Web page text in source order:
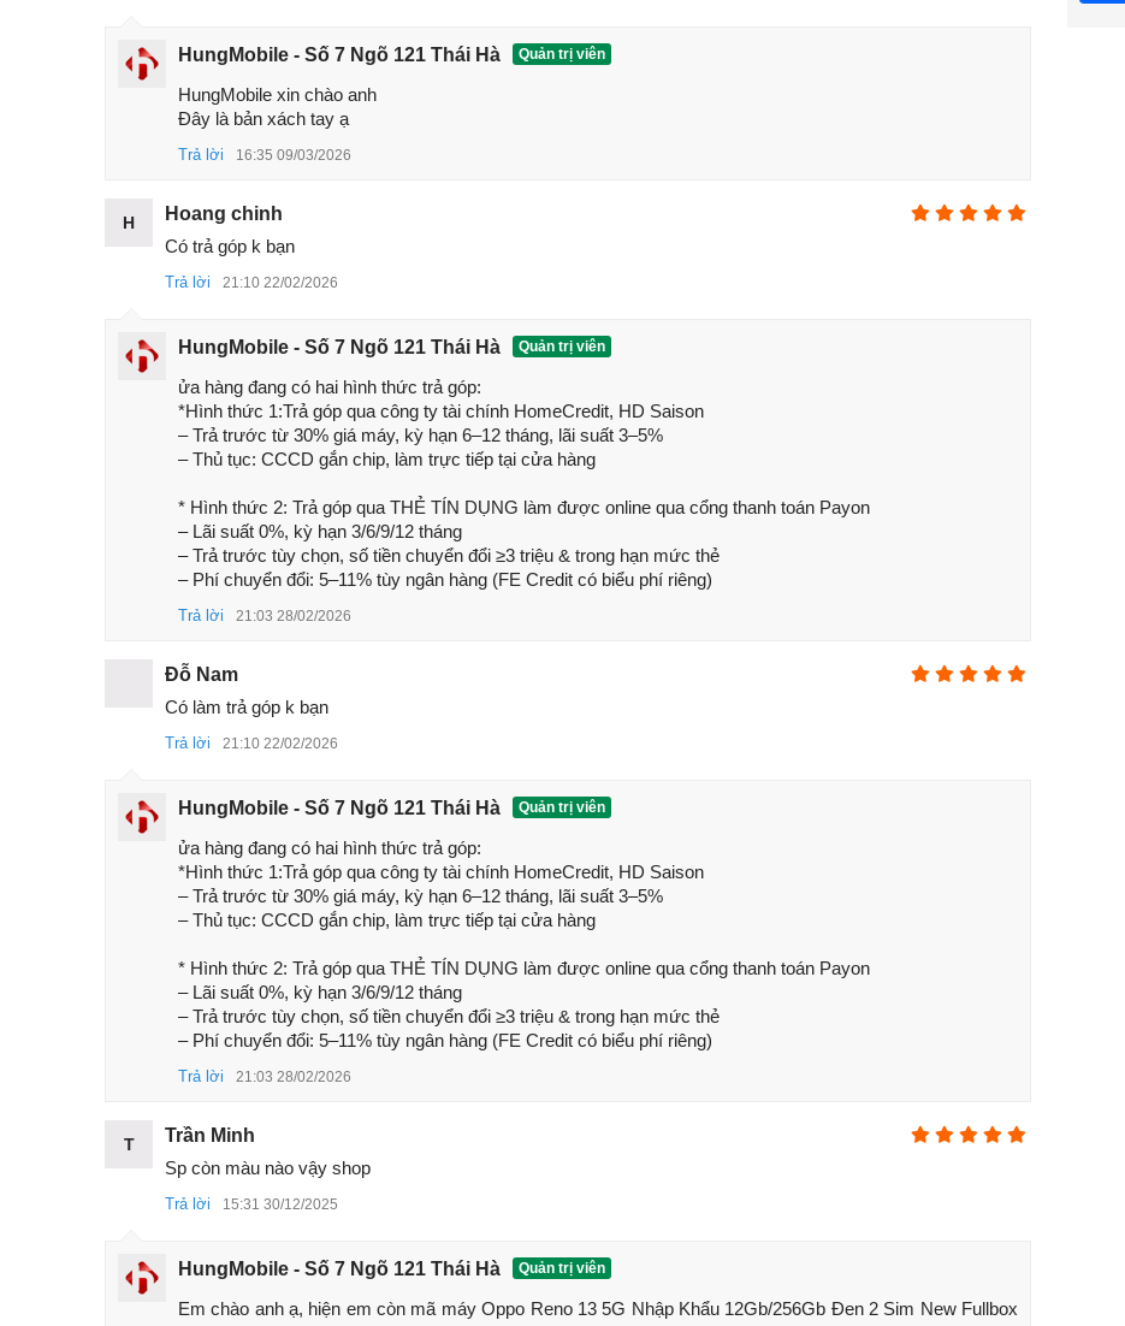
Chất liệu Mặt kính (Gorilla Glass), khung nhôm, mặt lưng kính
Chống nước IP68/IP69
Màn hình AMOLED, 1 tỷ màu, tần số quét
Bộ xử lý
RAM và ROM
- 256GB/12GB RAM
- 512GB/12GB RAM
- 512GB/16GB RAM
Hệ điều hành Android 15, giao diện ColorOS 15
Camera sau
- Góc siêu rộng: 8 MP, f/2.2, 115°
Camera trước 50 MP, f/2.0, hỗ trợ HDR, Panorama
Pin, sạc 5600 mAh, hỗ trợ sạc nhanh 80W và sạc ngược
Màu sắc
1. Đánh giá Oppo Reno13 5G mới nhất 2025
Oppo Reno13 5G là chiếc điện thoạiOppo mới nhất 2025, sở hữu thiết kế sang trọng, hiện đại với mặt lưng
kính và khung viền bo cong mềm mại. Máy có trọng lượng nhẹ, cảm giác cầm nắm thoải mái, phù hợp với
mọi đối tượng sử dụng.
HungMobile - Số 7 Ngõ 121 Thái Hà Quản trị viên
HungMobile xin chào anh
Đây là bản xách tay ạ
Trả lời 16:35 09/03/2026
H
Hoang chinh
Có trả góp k bạn
Trả lời 21:10 22/02/2026
HungMobile - Số 7 Ngõ 121 Thái Hà Quản trị viên
ửa hàng đang có hai hình thức trả góp:
*Hình thức 1:Trả góp qua công ty tài chính HomeCredit, HD Saison
– Trả trước từ 30% giá máy, kỳ hạn 6–12 tháng, lãi suất 3–5%
– Thủ tục: CCCD gắn chip, làm trực tiếp tại cửa hàng
* Hình thức 2: Trả góp qua THẺ TÍN DỤNG làm được online qua cổng thanh toán Payon
– Lãi suất 0%, kỳ hạn 3/6/9/12 tháng
– Trả trước tùy chọn, số tiền chuyển đổi ≥3 triệu & trong hạn mức thẻ
– Phí chuyển đổi: 5–11% tùy ngân hàng (FE Credit có biểu phí riêng)
Trả lời 21:03 28/02/2026
Đỗ Nam
Có làm trả góp k bạn
Trả lời 21:10 22/02/2026
HungMobile - Số 7 Ngõ 121 Thái Hà Quản trị viên
ửa hàng đang có hai hình thức trả góp:
*Hình thức 1:Trả góp qua công ty tài chính HomeCredit, HD Saison
– Trả trước từ 30% giá máy, kỳ hạn 6–12 tháng, lãi suất 3–5%
– Thủ tục: CCCD gắn chip, làm trực tiếp tại cửa hàng
* Hình thức 2: Trả góp qua THẺ TÍN DỤNG làm được online qua cổng thanh toán Payon
– Lãi suất 0%, kỳ hạn 3/6/9/12 tháng
– Trả trước tùy chọn, số tiền chuyển đổi ≥3 triệu & trong hạn mức thẻ
– Phí chuyển đổi: 5–11% tùy ngân hàng (FE Credit có biểu phí riêng)
Trả lời 21:03 28/02/2026
T
Trần Minh
Sp còn màu nào vậy shop
Trả lời 15:31 30/12/2025
HungMobile - Số 7 Ngõ 121 Thái Hà Quản trị viên
Em chào anh ạ, hiện em còn mã máy Oppo Reno 13 5G Nhập Khẩu 12Gb/256Gb Đen 2 Sim New Fullbox